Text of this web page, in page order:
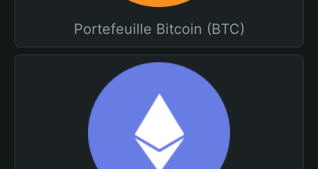
Portefeuille Bitcoin (BTC)